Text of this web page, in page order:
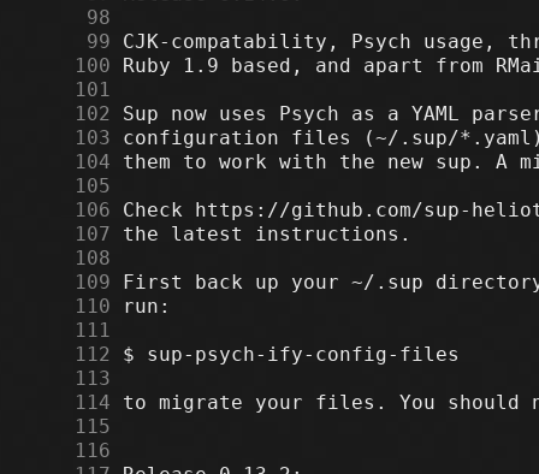
     98
     99
    100
    101
    102
    103
    104
    105
    106
    107
    108
    109
    110
    111
    112
    113
    114
    115
    116